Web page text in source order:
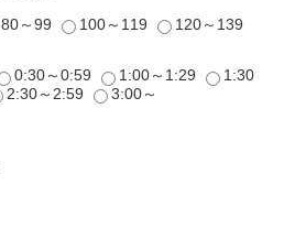
80～99 100～119
120～139
0:30～0:59 1:00～1:29
1:30
2:30～2:59
3:00～